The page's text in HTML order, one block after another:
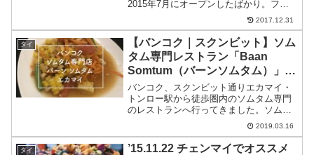
2015年7月にオープンしたばかり。フレ
ンドリーな二人のオーナーを中心にゲス
トみんなが仲良くなれる、そんなゲスト
ハウス。外へ飲みに誘われたり、ロビー
でみんな...
2017.12.31
タイ
【バンコク｜スクンビット】ソム
タム専門レストラン「Baan
Somtum（バーンソムタム）」
エカマイ店
バンコク、スクンビット通りエカマイ・
トンロー駅から徒歩圏内のソムタム専門
のレストランへ行ってきました。ソムタ
ムは美味しく、おしゃれで雰囲気良し、
料金も高く無く、バンコクオススメのソ
ムタムレストランです。
2019.03.16
タイ
’15.11.22 チェンマイでオススメ